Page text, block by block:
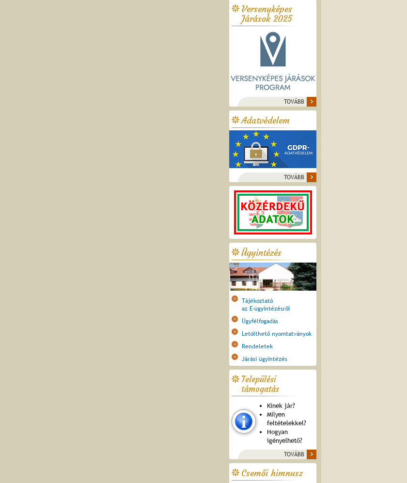
Versenyképes
Járások 2025
TOVÁBB
Adatvédelem
TOVÁBB
Ügyintézés
Tájékoztató
az E-ügyintézésről
Ügyfélfogadás
Letölthető nyomtatványok
Rendeletek
Járási ügyintézés
Települési
támogatás
Kinek jár?
Milyen
feltételekkel?
Hogyan
igényelhető?
TOVÁBB
Csemői himnusz